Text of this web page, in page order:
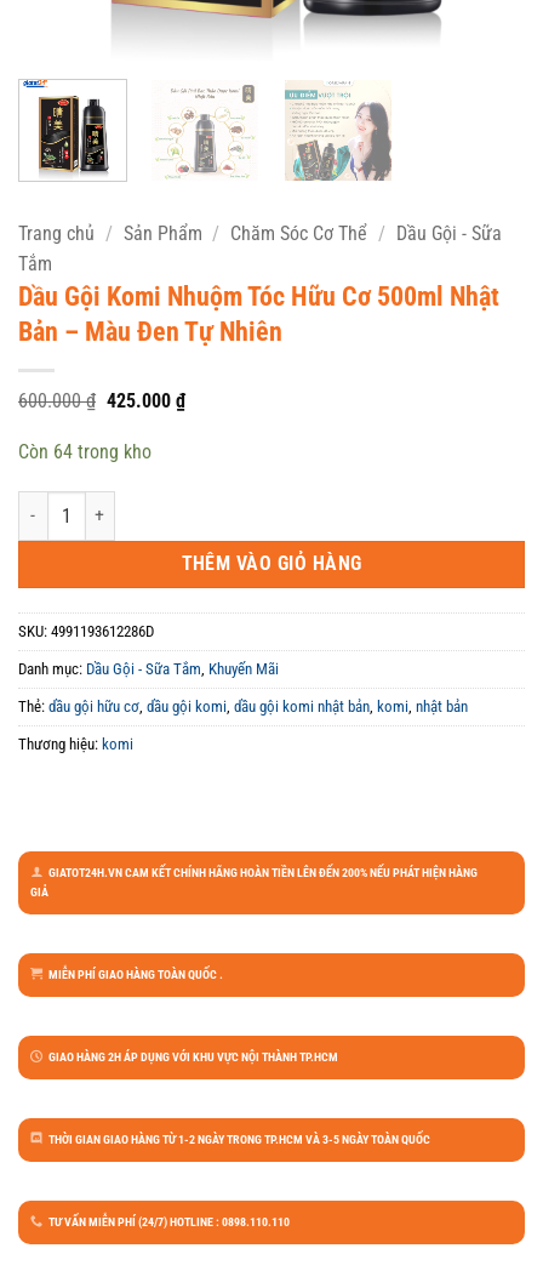
Trang chủ / Sản Phẩm / Chăm Sóc Cơ Thể / Dầu Gội - Sữa
Tắm
Dầu Gội Komi Nhuộm Tóc Hữu Cơ 500ml Nhật
Bản – Màu Đen Tự Nhiên
600.000₫ Giá
600.000 ₫.
425.000 ₫Giá
hiện
Còn 64 trong kho
Dầu Gội Komi Nhuộm Tóc Hữu Cơ 500ml Nhật Bản - Màu Đen Tự Nhiên số
THÊM VÀO GIỎ HÀNG
SKU: 4991193612286D
Danh mục: Dầu Gội - Sữa Tắm, Khuyến Mãi
Thẻ: dầu gội hữu cơ, dầu gội komi, dầu gội komi nhật bản, komi, nhật bản
Thương hiệu: komi
GIATOT24H.VN CAM KẾT CHÍNH HÃNG HOÀN TIỀN LÊN ĐẾN 200% NẾU PHÁT HIỆN HÀNG
GIẢ
MIỄN PHÍ GIAO HÀNG TOÀN QUỐC .
GIAO HÀNG 2H ÁP DỤNG VỚI KHU VỰC NỘI THÀNH TP.HCM
THỜI GIAN GIAO HÀNG TỪ 1-2 NGÀY TRONG TP.HCM VÀ 3-5 NGÀY TOÀN QUỐC
TƯ VẤN MIỄN PHÍ (24/7) HOTLINE : 0898.110.110